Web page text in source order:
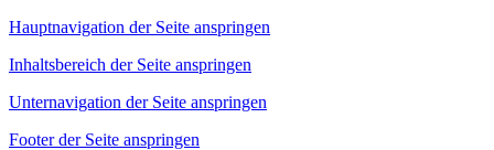
Hauptnavigation der Seite anspringen
Inhaltsbereich der Seite anspringen
Unternavigation der Seite anspringen
Footer der Seite anspringen